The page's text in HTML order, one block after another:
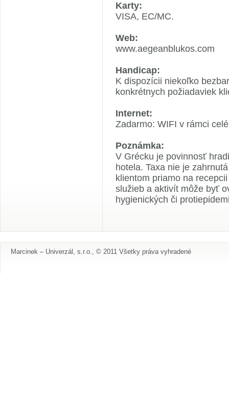
Karty:
VISA, EC/MC.
Web:
www.aegeanblukos.com
Handicap:
K dispozícii niekoľko
konkrétnych požiadaviek
Internet:
Zadarmo: WIFI v rámci
Poznámka:
V Grécku je povinnosť
hotela. Taxa nie je
klientom priamo na
služieb a aktivít môže byť
hygienických či
Marcinek – Univerzál, s.r.o., © 2011 Všetky práva vyhradené